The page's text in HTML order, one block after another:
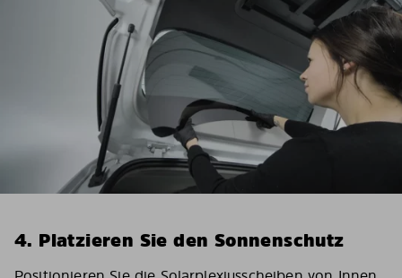
4. Platzieren Sie den Sonnenschutz